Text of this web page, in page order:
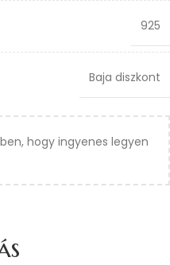
925
Baja diszkont
hogy ingyenes legyen